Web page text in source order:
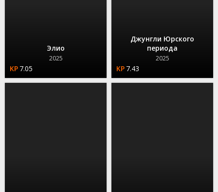
Элио
2025
7.05
Джунгли Юрского
периода
2025
7.43